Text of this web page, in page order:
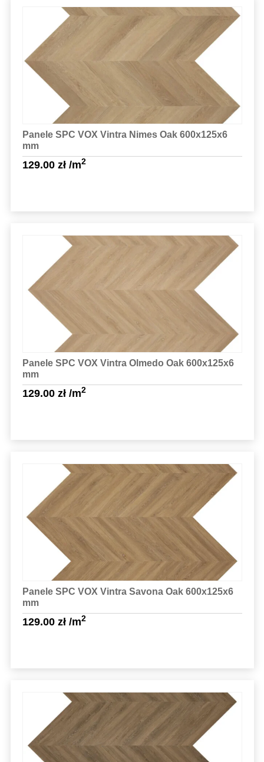
Sprawdź szczegóły
Panele SPC VOX Vintra Nimes Oak 600x125x6
mm
129.00 zł/m2
Panele SPC VOX Vintra Olmedo Oak 600x125x6
mm
129.00 zł/m2
Sprawdź szczegóły
Panele SPC VOX Vintra Savona Oak 600x125x6
mm
129.00 zł/m2
Sprawdź szczegóły